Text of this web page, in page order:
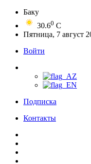
Баку
30.60 C
Пятница, 7 август
Войти
Подписка
Контакты